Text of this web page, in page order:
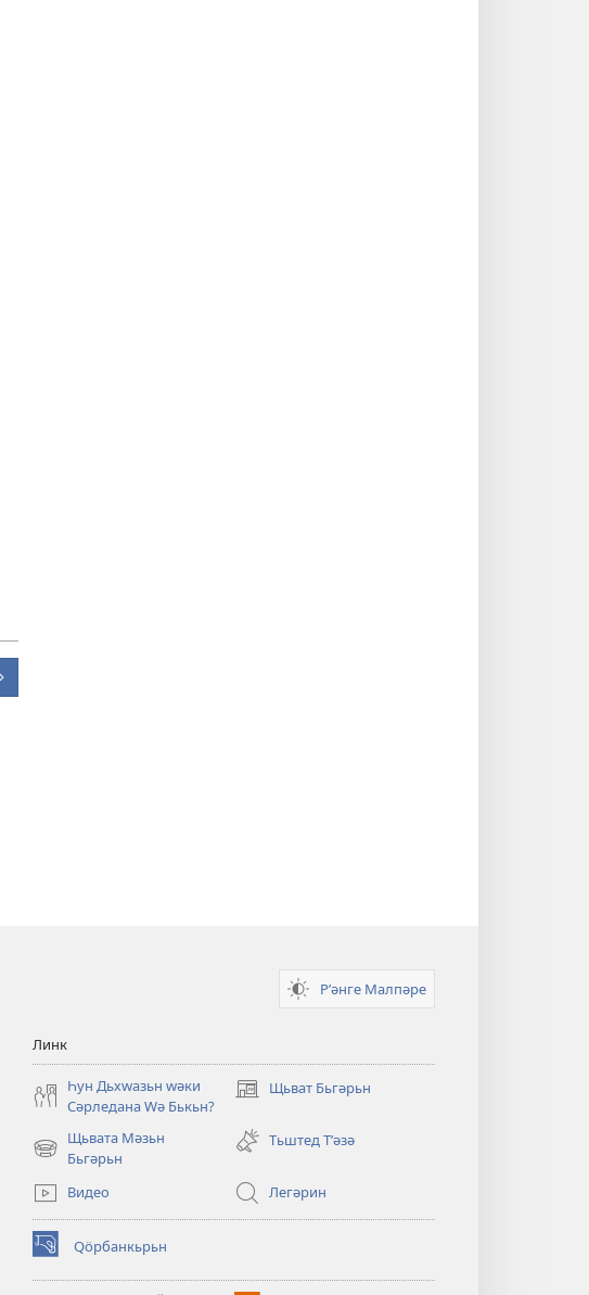
Рʹәнге Малпәре
Линк
Һун Дьхԝазьн ԝәки
Сәрледана Ԝә Бькьн?
Щьват Бьгәрьн
(opens
window)
Щьвата Мәзьн
Бьгәрьн
(opens
window)
Тьштед Тʹәзә
Видео Легәрин
Qöрбанкьрьн
(opens
new